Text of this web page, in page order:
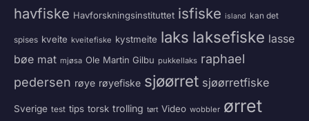
havfiske Havforskningsinstituttet isfiske island kan det
spises kveite kveitefiske kystmeite laks laksefiske lasse
bøe mat mjøsa Ole Martin Gilbu pukkellaks raphael
pedersen røye røyefiske sjøørret sjøørretfiske
Sverige test tips torsk trolling tørt Video wobbler ørret